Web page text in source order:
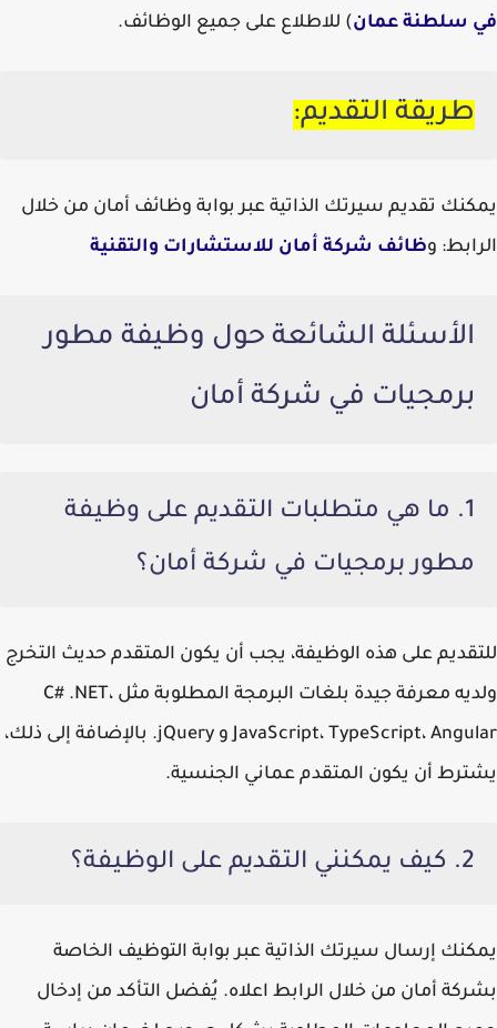
في سلطنة عمان) للاطلاع على جميع الوظائف.
طريقة التقديم:
يمكنك تقديم سيرتك الذاتية عبر بوابة وظائف أمان من خلال
الرابط: وظائف شركة أمان للاستشارات والتقنية
الأسئلة الشائعة حول وظيفة مطور
برمجيات في شركة أمان
1. ما هي متطلبات التقديم على وظيفة
مطور برمجيات في شركة أمان؟
للتقديم على هذه الوظيفة، يجب أن يكون المتقدم حديث التخرج
ولديه معرفة جيدة بلغات البرمجة المطلوبة مثل C# .NET،
JavaScript، TypeScript، Angular و jQuery. بالإضافة إلى ذلك،
يشترط أن يكون المتقدم عماني الجنسية.
2. كيف يمكنني التقديم على الوظيفة؟
يمكنك إرسال سيرتك الذاتية عبر بوابة التوظيف الخاصة
بشركة أمان من خلال الرابط اعلاه. يُفضل التأكد من إدخال